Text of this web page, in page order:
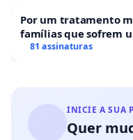
Por um tratamento
famílias que sofrem
hospitais portugueses
81 assinaturas
INICIE A SUA
Quer